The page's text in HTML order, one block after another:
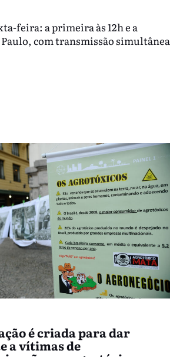
feira: a primeira às 12h e a
Paulo, com transmissão simultânea
é criada para dar
a vítimas de